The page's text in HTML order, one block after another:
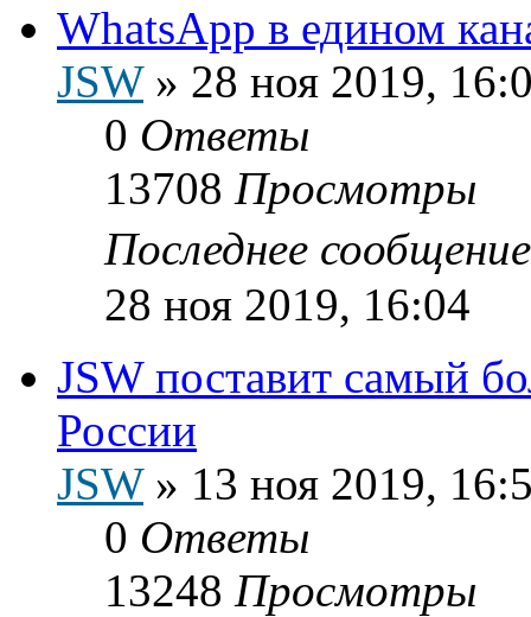
WhatsApp в едином
JSW» 28 ноя 2019,
0 Ответы
13708 Просмотры
Последнее
28 ноя 2019, 16:04
JSW поставит самый
России
JSW» 13 ноя 2019,
0 Ответы
13248 Просмотры